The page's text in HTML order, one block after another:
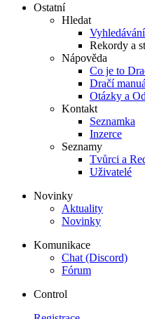
Ostatní
Hledat
Vyhledávání
Rekordy a
Nápověda
Co je to
Dračí
Otázky a
Kontakt
Seznamka
Inzerce
Seznamy
Tvůrci a
Uživatelé
Novinky
Aktuality
Novinky
Komunikace
Chat (Discord)
Fórum
Control